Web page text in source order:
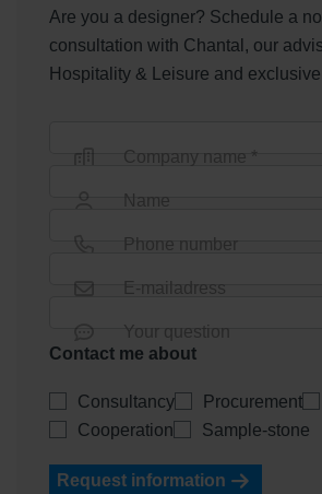
Are you a designer? Schedule a
consultation with Chantal, our
Hospitality & Leisure and
Company name *
Name
Phone number
E-mailadress
Your question
Contact me about
Consultancy Procurement
Cooperation
Sample-stone
Request information